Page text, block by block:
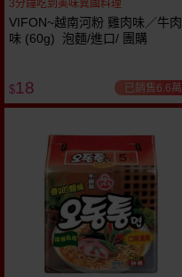
3分鐘吃到美味異國料理
VIFON~越南河粉 雞肉味／牛肉
味 (60g) 泡麵/進口/ 團購
$18 已銷售6.6萬